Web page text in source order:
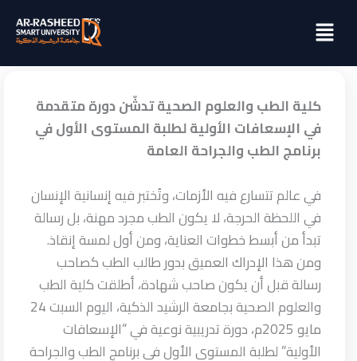
Menu
كلية الطب والعلوم الصحية تدشّن دورة متقدمة
في الإسعافات الأولية لطلبة المستوى الأول في
برنامج الطب والجراحة العامة
في عالم تتسارع فيه الأزمات، وتُختبر فيه إنسانية الإنسان
في اللحظة الحرجة، لا يكون الطب مجرد مهنة، بل رسالة
تبدأ من أبسط خطوات العناية، ومن أول لمسة إنقاذ.
ومن هذا الإدراك العميق بدور طالب الطب كصاحب
رسالة قبل أن يكون صاحب شهادة، أطلقت كلية الطب
والعلوم الصحية بجامعة الرشيد الذكية، اليوم السبت 24
مايو 2025م، دورة تدريبية نوعية في “الإسعافات
الأولية”لطلبة المستوى الأول في برنامج الطب والجراحة